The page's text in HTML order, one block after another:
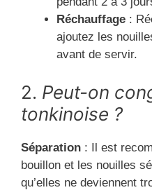
Réchauffage :
ajoutez les
avant de servir.
2. Peut-on
tonkinoise ?
Séparation : Il est
bouillon et les nouilles
qu’elles ne deviennent